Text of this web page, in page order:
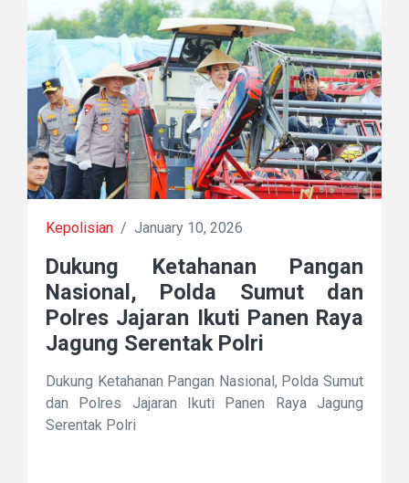
Kepolisian / January 10, 2026
Dukung Ketahanan Pangan
Nasional, Polda Sumut dan
Polres Jajaran Ikuti Panen Raya
Jagung Serentak Polri
Dukung Ketahanan Pangan Nasional, Polda Sumut
dan Polres Jajaran Ikuti Panen Raya Jagung
Serentak Polri